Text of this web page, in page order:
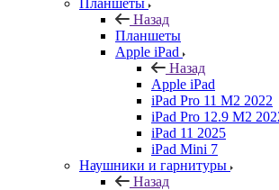
Планшеты
Назад
Планшеты
Apple iPad
Назад
Apple iPad
iPad Pro 11 M2 2022
iPad Pro 12.9 M2
iPad 11 2025
iPad Mini 7
Наушники и гарнитуры
Назад